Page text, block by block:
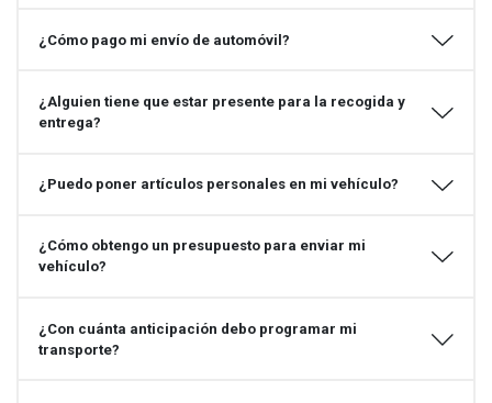
¿Cómo pago mi envío de automóvil?
¿Alguien tiene que estar presente para la recogida y
entrega?
¿Puedo poner artículos personales en mi vehículo?
¿Cómo obtengo un presupuesto para enviar mi
vehículo?
¿Con cuánta anticipación debo programar mi
transporte?